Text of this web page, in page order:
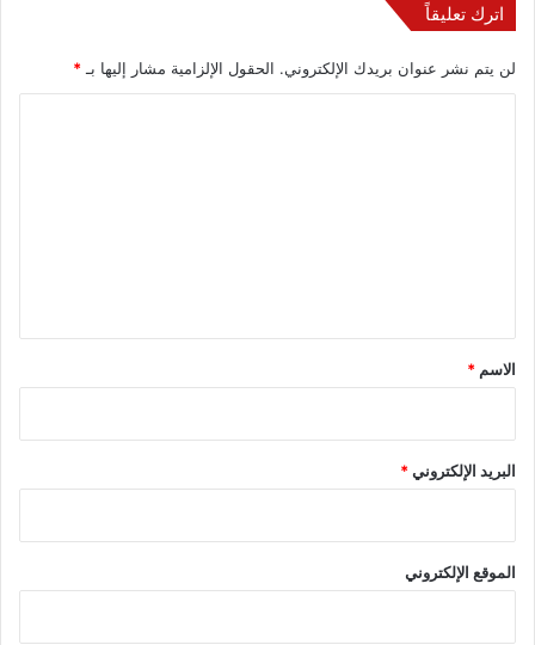
اترك تعليقاً
لن يتم نشر عنوان بريدك الإلكتروني. الحقول الإلزامية مشار إليها بـ *
*
الاسم *
البريد الإلكتروني*
الموقع الإلكتروني